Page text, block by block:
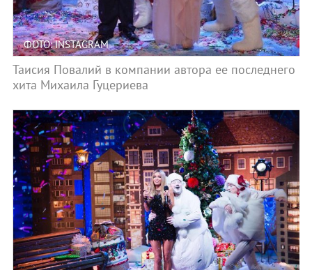
ФОТО: INSTAGRAM
Таисия Повалий в компании автора ее последнего
хита Михаила Гуцериева